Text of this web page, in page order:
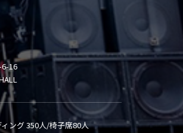
16
ング 350人/椅子席80人